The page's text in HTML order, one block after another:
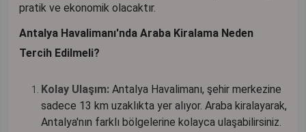
pratik ve ekonomik olacaktır.
Antalya Havalimanı'nda Araba Kiralama Neden
Tercih Edilmeli?
Kolay Ulaşım: Antalya Havalimanı, şehir merkezine
sadece 13 km uzaklıkta yer alıyor. Araba kiralayarak,
Antalya'nın farklı bölgelerine kolayca ulaşabilirsiniz.